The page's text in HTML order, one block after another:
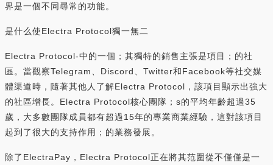
界是一個不同尋常的功能。
是什么使Electra Protocol獨一無二
Electra Protocol-中的一個；其獨特的銷售主張是項目；的社
區。當觀察Telegram、Discord、Twitter和Facebook等社交媒
體渠道時，隨著其他人了解Electra Protocol，該項目顯示出強大
的社區增長。Electra Protocol核心團隊；s的平均年齡超過35
歲，大多數團隊成員都有超過15年的專業商業經驗，這對該項目
起到了很大的支持作用；的業務發展。
除了ElectraPay，Electra Protocol正在將其范圍從不僅僅是一